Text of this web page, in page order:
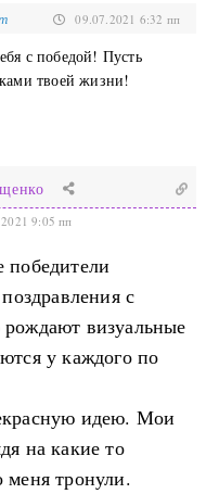
09.07.2021 6:32 пп
с победой! Пусть
твоей жизни!
9:05 пп
победители
с
визуальные
у каждого по
идею. Мои
на какие то
меня тронули.